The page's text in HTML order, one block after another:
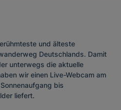
und älteste
Deutschlands. Damit
unterwegs die aktuelle
wir einen Live-Webcam am
bis
liefert.